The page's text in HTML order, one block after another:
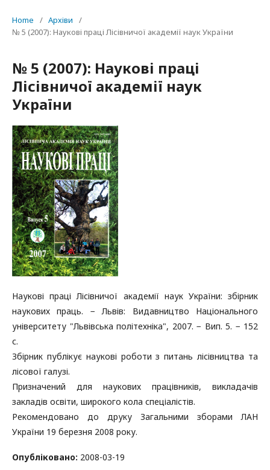
Home / Архіви
/
№ 5 (2007): Наукові праці Лісівничої академії наук України
№ 5 (2007): Наукові праці
Лісівничої академії наук
України
Наукові праці Лісівничої академії наук України: збірник
наукових праць. − Львів: Видавництво Національного
університету "Львівська політехніка", 2007. − Вип. 5. − 152
с.
Збірник публікує наукові роботи з питань лісівництва та
лісової галузі.
Призначений для наукових працівників, викладачів
закладів освіти, широкого кола спеціалістів.
Рекомендовано до друку Загальними зборами ЛАН
України 19 березня 2008 року.
Опубліковано: 2008-03-19